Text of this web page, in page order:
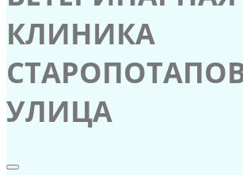
КЛИНИКА
УЛИЦА